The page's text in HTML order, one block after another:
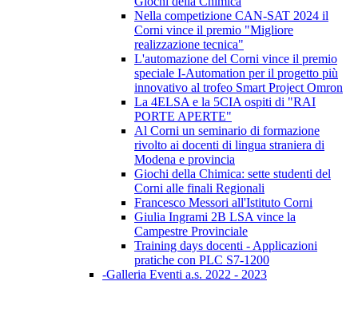
Nella competizione CAN-SAT 2024 il
Corni vince il premio "Migliore
realizzazione tecnica"
L'automazione del Corni vince il premio
speciale I-Automation per il progetto più
innovativo al trofeo Smart Project Omron
La 4ELSA e la 5CIA ospiti di "RAI
PORTE APERTE"
Al Corni un seminario di formazione
rivolto ai docenti di lingua straniera di
Modena e provincia
Giochi della Chimica: sette studenti del
Corni alle finali Regionali
Francesco Messori all'Istituto Corni
Giulia Ingrami 2B LSA vince la
Campestre Provinciale
Training days docenti - Applicazioni
pratiche con PLC S7-1200
-Galleria Eventi a.s. 2022 - 2023